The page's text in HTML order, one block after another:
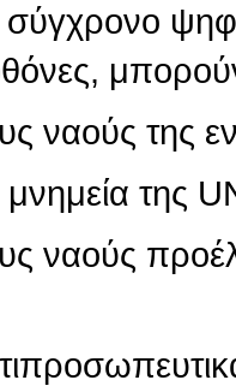
εντός
της